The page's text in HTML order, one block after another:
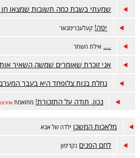
שמעתי בשבת כמה תשובות שמצאו חן
יפה! קעלעברימבאר
.... אילת השחר
אני זוכרת שאומרים שמשה השאיר
נחלת בנות צלופחד היא בעבר
נכון. תודה על התזכורת! מתואמת
מלאכות המשכן ילדה של אבא
לחם הפנים נקדימון